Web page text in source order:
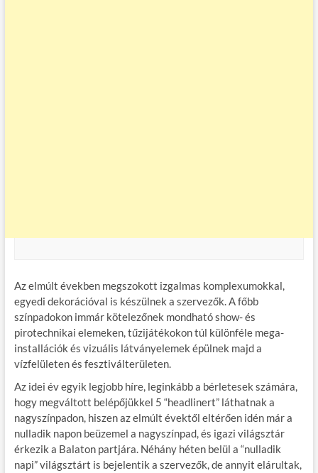
Az elmúlt években megszokott izgalmas komplexumokkal,
egyedi dekorációval is készülnek a szervezők. A főbb
színpadokon immár kötelezőnek mondható show- és
pirotechnikai elemeken, tűzijátékokon túl különféle mega-
installációk és vizuális látványelemek épülnek majd a
vízfelületen és fesztiválterületen.
Az idei év egyik legjobb híre, leginkább a bérletesek számára,
hogy megváltott belépőjükkel 5 “headlinert” láthatnak a
nagyszínpadon, hiszen az elmúlt évektől eltérően idén már a
nulladik napon beüzemel a nagyszínpad, és igazi világsztár
érkezik a Balaton partjára. Néhány héten belül a “nulladik
napi” világsztárt is bejelentik a szervezők, de annyit elárultak,